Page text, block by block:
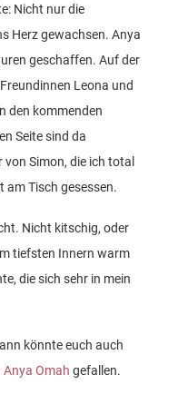
Nicht nur die
Herz gewachsen. Anya
geschaffen. Auf der
Leona und
den kommenden
Seite sind da
Simon, die ich total
am Tisch gesessen.
Nicht kitschig, oder
tiefsten Innern warm
die sich sehr in mein
könnte euch auch
Anya Omah gefallen.